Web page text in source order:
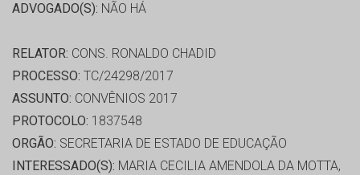
ADVOGADO(S): NÃO HÁ
RELATOR: CONS. RONALDO CHADID
PROCESSO: TC/24298/2017
ASSUNTO: CONVÊNIOS 2017
PROTOCOLO: 1837548
ORGÃO: SECRETARIA DE ESTADO DE EDUCAÇÃO
INTERESSADO(S): MARIA CECILIA AMENDOLA DA MOTTA,